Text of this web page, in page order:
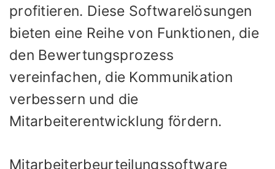
profitieren. Diese Softwarelösungen
bieten eine Reihe von Funktionen, die
den Bewertungsprozess
vereinfachen, die Kommunikation
verbessern und die
Mitarbeiterentwicklung fördern.
Mitarbeiterbeurteilungssoftware